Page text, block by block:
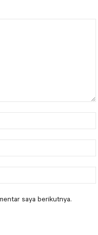
saya berikutnya.